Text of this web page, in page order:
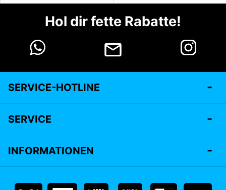
Hol dir fette Rabatte!
SERVICE-HOTLINE
SERVICE
INFORMATIONEN